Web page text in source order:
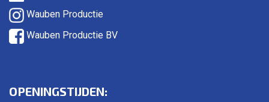
Wauben Productie
Wauben Productie BV
OPENINGSTIJDEN: